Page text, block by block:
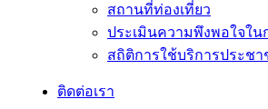
สถานที่ท่องเที่ยว
ประเมินความพึงพอใจใน
สถิติการใช้บริการประช
ติดต่อเรา